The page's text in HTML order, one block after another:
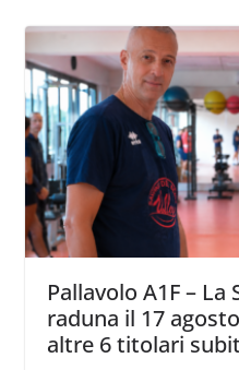
Pallavolo A1F – La
raduna il 17
altre 6 titolari